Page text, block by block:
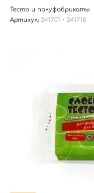
Тесто и полуфабрикаты
Артикул: 241701 • 241718